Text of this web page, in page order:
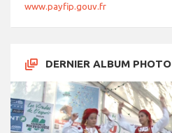
www.payfip.gouv.fr
DERNIER ALBUM PHOTO